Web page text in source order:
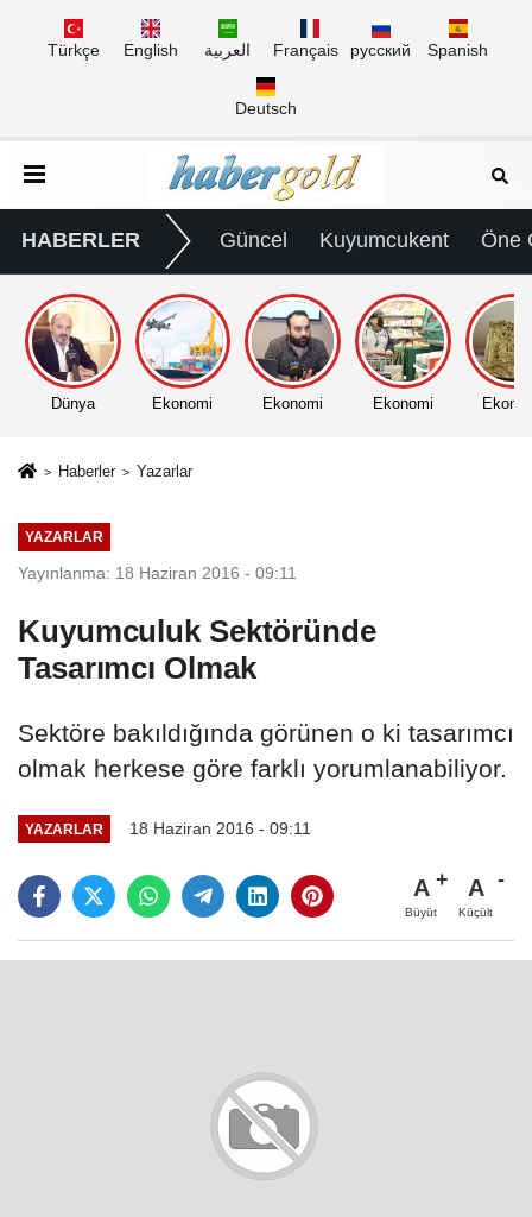
Türkçe English العربية Français русский Spanish
Deutsch
HABERLER Güncel Kuyumcukent Öne
Dünya Ekonomi Ekonomi Ekonomi
Haberler Yazarlar
YAZARLAR
Yayınlanma: 18 Haziran 2016 - 09:11
Kuyumculuk Sektöründe
Tasarımcı Olmak
Sektöre bakıldığında görünen o ki tasarımcı
olmak herkese göre farklı yorumlanabiliyor.
YAZARLAR 18 Haziran 2016 - 09:11
A
Büyüt
A
Küçült